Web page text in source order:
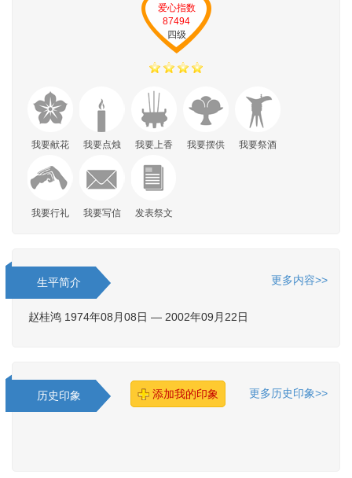
爱心指数
87494
四级
我要献花 我要点烛 我要上香 我要摆供 我要祭酒
我要行礼 我要写信 发表祭文
生平简介 更多内容>>
赵桂鸿 1974年08月08日 — 2002年09月22日
历史印象 添加我的印象 更多历史印象>>